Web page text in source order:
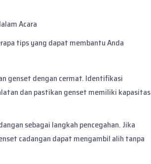
Acara
tips yang dapat membantu Anda
genset dengan cermat. Identifikasi
dan pastikan genset memiliki kapasitas
sebagai langkah pencegahan. Jika
cadangan dapat mengambil alih tanpa